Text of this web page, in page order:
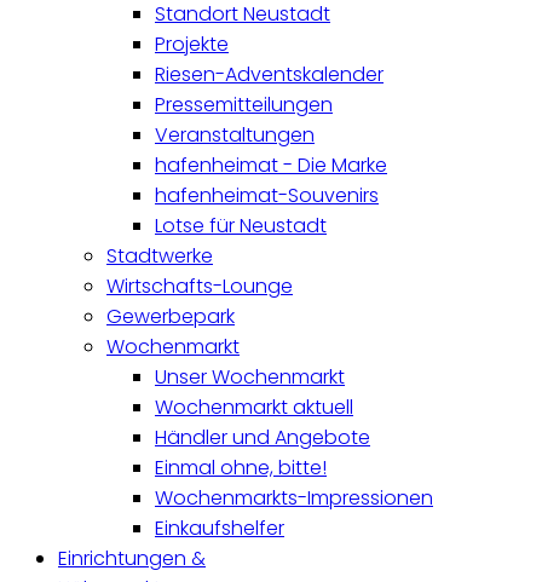
Standort Neustadt
Projekte
Riesen-Adventskalender
Pressemitteilungen
Veranstaltungen
hafenheimat - Die Marke
hafenheimat-Souvenirs
Lotse für Neustadt
Stadtwerke
Wirtschafts-Lounge
Gewerbepark
Wochenmarkt
Unser Wochenmarkt
Wochenmarkt aktuell
Händler und Angebote
Einmal ohne, bitte!
Wochenmarkts-Impressionen
Einkaufshelfer
Einrichtungen &